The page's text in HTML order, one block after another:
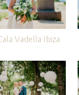
Vadella Ibiza